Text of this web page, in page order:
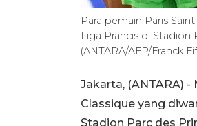
Para pemain Paris
Liga Prancis di Stadion
(ANTARA/AFP/Franck
Jakarta, (ANTARA)
Classique yang
Stadion Parc des